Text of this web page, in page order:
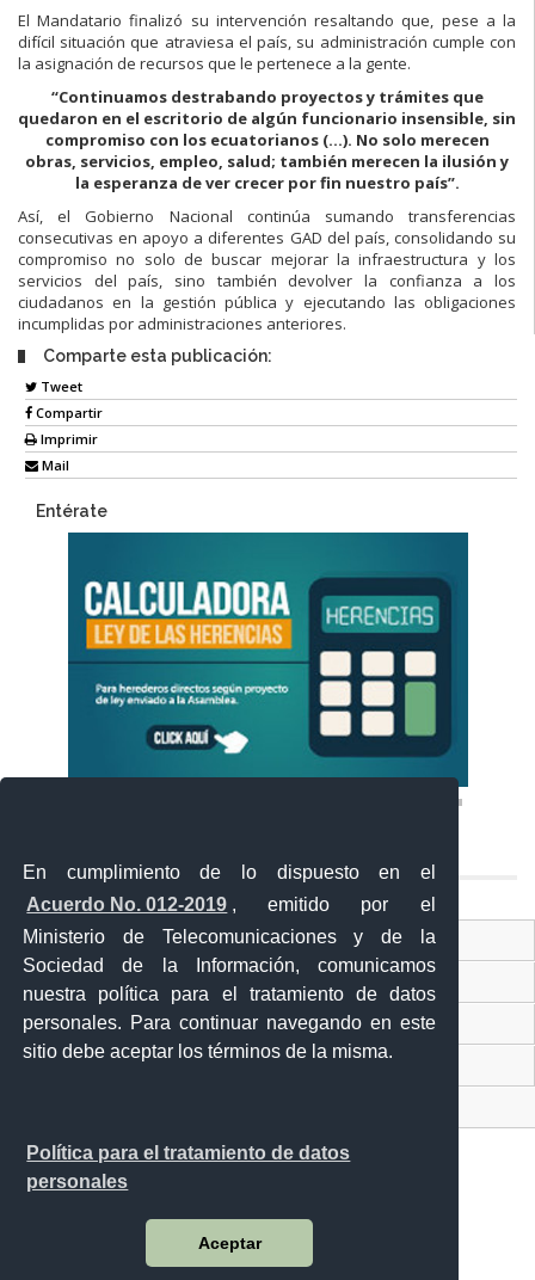
En cumplimiento de lo dispuesto en el
Acuerdo No. 012-2019 , emitido por el
Ministerio de Telecomunicaciones y de la
Sociedad de la Información, comunicamos
nuestra política para el tratamiento de datos
personales. Para continuar navegando en este
sitio debe aceptar los términos de la misma.
Política para el tratamiento de datos
personales
Aceptar
El Mandatario finalizó su intervención resaltando que, pese a la
difícil situación que atraviesa el país, su administración cumple con
la asignación de recursos que le pertenece a la gente.
“Continuamos destrabando proyectos y trámites que
quedaron en el escritorio de algún funcionario insensible, sin
compromiso con los ecuatorianos (…). No solo merecen
obras, servicios, empleo, salud; también merecen la ilusión y
la esperanza de ver crecer por fin nuestro país”.
Así, el Gobierno Nacional continúa sumando transferencias
consecutivas en apoyo a diferentes GAD del país, consolidando su
compromiso no solo de buscar mejorar la infraestructura y los
servicios del país, sino también devolver la confianza a los
ciudadanos en la gestión pública y ejecutando las obligaciones
incumplidas por administraciones anteriores.
Comparte esta publicación:
Tweet
Compartir
Imprimir
Mail
Entérate
Ventanilla Única Virtual
Ventanilla Única de Comercio Exterior
Gobierno Abierto
Visor Ciudadano
Malecón y Aguirre
Guayaquil - Ecuador